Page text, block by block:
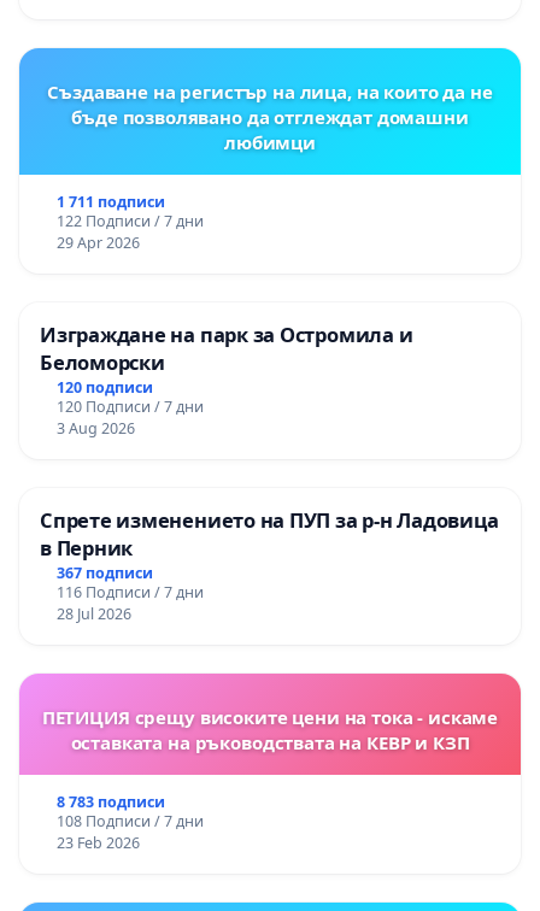
Създаване на регистър на лица, на които да не
бъде позволявано да отглеждат домашни
любимци
1 711 подписи
122 Подписи / 7 дни
29 Apr 2026
Изграждане на парк за Остромила и
Беломорски
120 подписи
120 Подписи / 7 дни
3 Aug 2026
Спрете изменението на ПУП за р-н Ладовица
в Перник
367 подписи
116 Подписи / 7 дни
28 Jul 2026
ПЕТИЦИЯ срещу високите цени на тока - искаме
оставката на ръководствата на КЕВР и КЗП
8 783 подписи
108 Подписи / 7 дни
23 Feb 2026